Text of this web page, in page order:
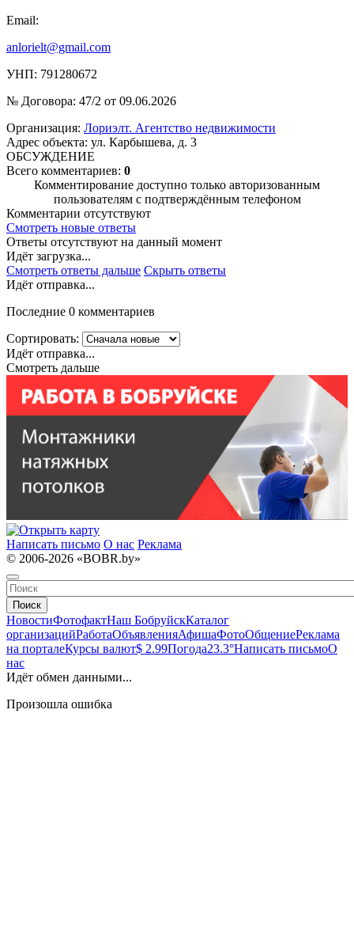
Email:
anlorielt@gmail.com
УНП: 791280672
№ Договора: 47/2 от 09.06.2026
Организация: Лориэлт. Агентство недвижимости
Адрес объекта: ул. Карбышева, д. 3
ОБСУЖДЕНИЕ
Всего комментариев: 0
Комментирование доступно только авторизованным
пользователям с подтверждённым телефоном
Комментарии отсутствуют
Смотреть новые ответы
Ответы отсутствуют на данный момент
Идёт загрузка...
Смотреть ответы дальше Скрыть ответы
Идёт отправка...
Последние 0 комментариев
Сортировать:
Идёт отправка...
Смотреть дальше
Написать письмо О нас Реклама
© 2006-2026 «BOBR.by»
Поиск
НовостиФотофактНаш БобруйскКаталог
организацийРаботаОбъявленияАфишаФотоОбщениеРеклама
на порталеКурсы валют$ 2.99Погода23.3°Написать письмоО
нас
Идёт обмен данными...
Произошла ошибка